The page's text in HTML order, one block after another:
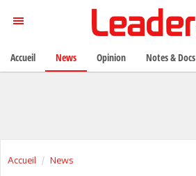
Accueil News
Accueil News Opinion Notes & Docs